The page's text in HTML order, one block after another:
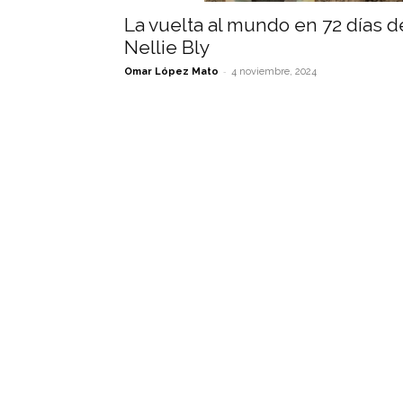
La vuelta al mundo en 72 días
Nellie Bly
Omar López Mato - 4 noviembre, 2024